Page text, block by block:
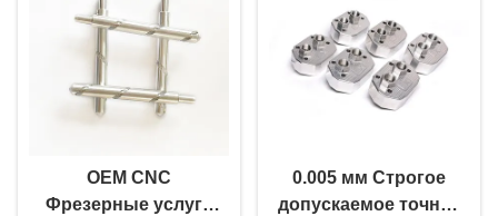
обработки
алюминиевых
деталей
автоматического
оборудования
OEM CNC
Фрезерные услуги
0.005 мм Строгое
допускаемое точное